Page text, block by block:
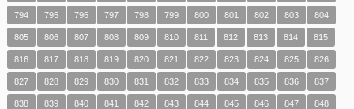
794 795 796 797 798 799 800 801 802 803 804
805 806 807 808 809 810 811 812 813 814 815
816 817 818 819 820 821 822 823 824 825 826
827 828 829 830 831 832 833 834 835 836 837
838 839 840 841 842 843 844 845 846 847 848